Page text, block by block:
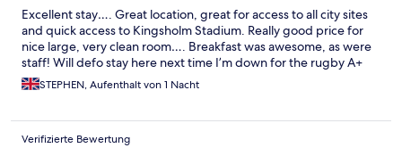
Excellent stay…. Great location, great for access to all city sites
and quick access to Kingsholm Stadium. Really good price for
nice large, very clean room…. Breakfast was awesome, as were
staff! Will defo stay here next time I’m down for the rugby A+
STEPHEN, Aufenthalt von 1 Nacht
Verifizierte Bewertung